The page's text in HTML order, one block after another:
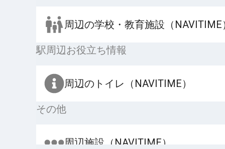
周辺の学校・教育施設（NAVITIME
駅周辺お役立ち情報
周辺のトイレ（NAVITIME）
その他
周辺施設（NAVITIME）